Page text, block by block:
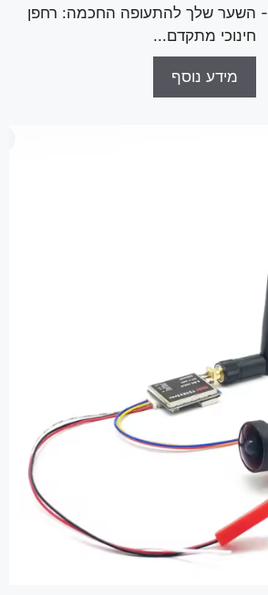
רחפן ה-GD-149 - השער שלך להתעופה החכמה: רחפן
חינוכי מתקדם...
מידע נוסף